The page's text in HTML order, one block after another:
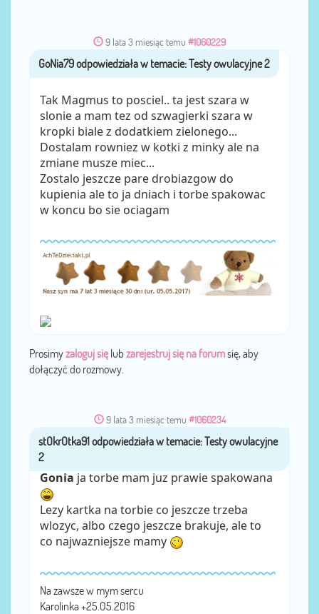
9 lata 3 miesiąc temu #1060229
przezGoNia79
Tak Magmus to posciel.. ta jest szara w
slonie a mam tez od szwagierki szara w
kropki biale z dodatkiem zielonego...
Dostalam rowniez w kotki z minky ale na
zmiane musze miec...
Zostalo jeszcze pare drobiazgow do
kupienia ale to ja dniach i torbe spakowac
w koncu bo sie ociagam
Prosimyzaloguj sięlub zarejestruj się na forumsię, aby
dołączyć do rozmowy.
9 lata 3 miesiąc temu #1060234
przezstOkrOtka91
Gonia ja torbe mam juz prawie spakowana
Lezy kartka na torbie co jeszcze trzeba
wlozyc, albo czego jeszcze brakuje, ale to
co najwazniejsze mamy
Na zawsze w mym sercu
Karolinka +25.05.2016